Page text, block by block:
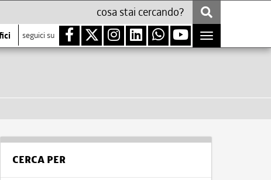
seguici su
Toggle
navigation
CERCA PER